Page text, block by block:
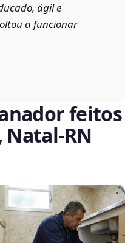
ágil e
a funcionar
feitos